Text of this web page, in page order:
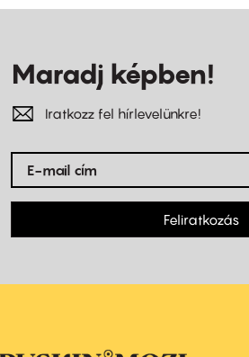
Maradj képben!
Iratkozz fel hírlevelünkre!
Feliratkozás